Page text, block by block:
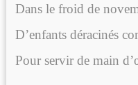
Dans le froid de
D’enfants déracinés
Pour servir de main